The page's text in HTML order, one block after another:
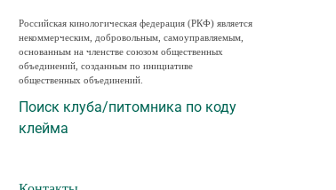
Российская кинологическая федерация (РКФ) является
некоммерческим, добровольным, самоуправляемым,
основанным на членстве союзом общественных
объединений, созданным по инициативе
общественных объединений.
Поиск клуба/питомника по коду
клейма